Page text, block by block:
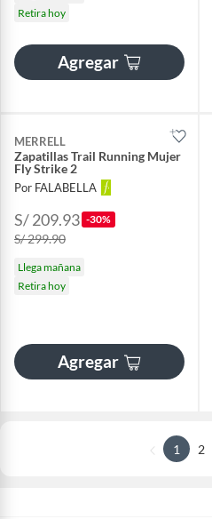
Retira hoy
Agregar
MERRELL
Zapatillas Trail Running Mujer
Fly Strike 2
Por FALABELLA
S/ 209.93 -30%
S/ 299.90
Llega mañana
Retira hoy
Agregar
1 2